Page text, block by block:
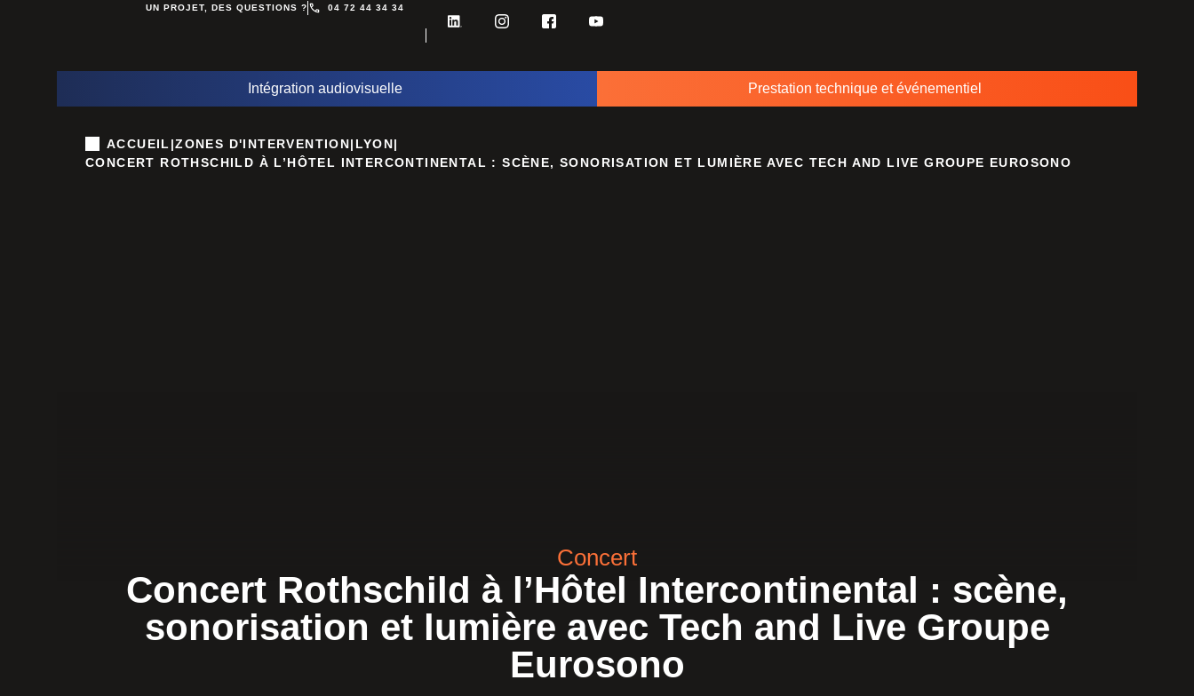
UN PROJET, DES QUESTIONS ? 04 72 44 34 34
Intégration audiovisuelle Prestation technique et événementiel
ACCUEIL |ZONES D'INTERVENTION| LYON|
CONCERT ROTHSCHILD À L’HÔTEL INTERCONTINENTAL : SCÈNE, SONORISATION ET LUMIÈRE AVEC TECH AND LIVE GROUPE EUROSONO
Concert
Concert Rothschild à l’Hôtel Intercontinental : scène,
sonorisation et lumière avec Tech and Live Groupe
Eurosono